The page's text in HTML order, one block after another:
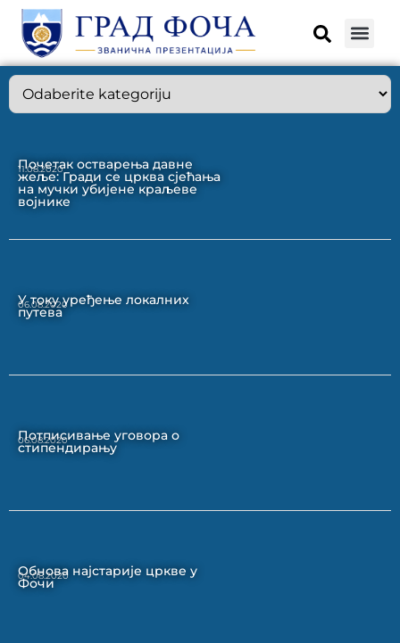
11.08.2020
Почетак остварења давне
жеље: Гради се црква сјећања
на мучки убијене краљеве
војнике
06.08.2020
У току уређење локалних
путева
06.08.2020
Потписивање уговора о
стипендирању
04.08.2020
Обнова најстарије цркве у
Фочи